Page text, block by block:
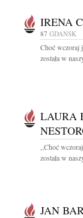
IRENA
87 GDAŃSK
Choć wczoraj
została w
LAURA
,,Choć
została w
JAN